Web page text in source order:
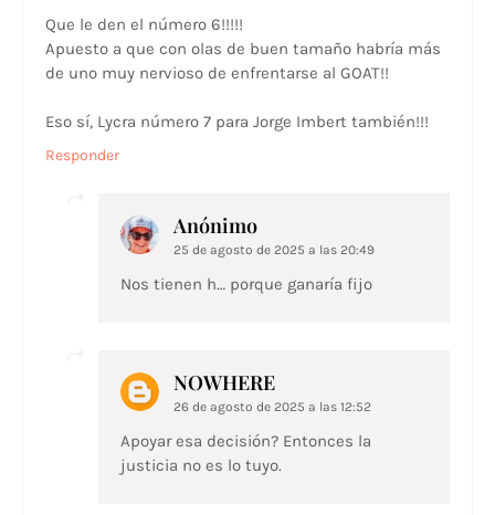
Que le den el número 6!!!!!
Apuesto a que con olas de buen tamaño habría más
de uno muy nervioso de enfrentarse al GOAT!!
Eso sí, Lycra número 7 para Jorge Imbert también!!!
Responder
Anónimo
25 de agosto de 2025 a las 20:49
Nos tienen h… porque ganaría fijo
NOWHERE
26 de agosto de 2025 a las 12:52
Apoyar esa decisión? Entonces la
justicia no es lo tuyo.